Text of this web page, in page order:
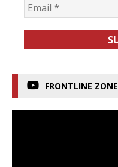
FRONTLINE ZONE